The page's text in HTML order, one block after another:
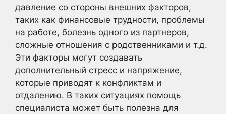
давление со стороны внешних факторов,
таких как финансовые трудности, проблемы
на работе, болезнь одного из партнеров,
сложные отношения с родственниками и т.д.
Эти факторы могут создавать
дополнительный стресс и напряжение,
которые приводят к конфликтам и
отдалению. В таких ситуациях помощь
специалиста может быть полезна для